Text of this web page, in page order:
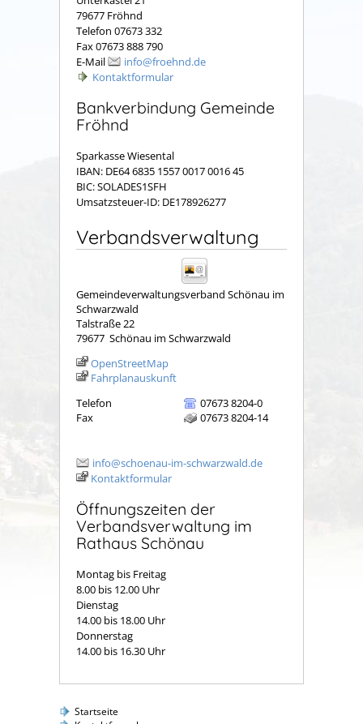
79677 Fröhnd
Telefon 07673 332
Fax 07673 888 790
E-Mail
info@froehnd.de
Kontaktformular
Bankverbindung Gemeinde
Fröhnd
Sparkasse Wiesental
IBAN: DE64 6835 1557 0017 0016 45
BIC: SOLADES1SFH
Umsatzsteuer-ID: DE178926277
Verbandsverwaltung
Gemeindeverwaltungsverband Schönau im
Schwarzwald
Talstraße 22
79677 Schönau im Schwarzwald
OpenStreetMap
Fahrplanauskunft
Telefon
07673 8204-0
Fax
07673 8204-14
info@schoenau-im-schwarzwald.de
Kontaktformular
Öffnungszeiten der
Verbandsverwaltung im
Rathaus Schönau
Montag bis Freitag
8.00 bis 12.00 Uhr
Dienstag
14.00 bis 18.00 Uhr
Donnerstag
14.00 bis 16.30 Uhr
Startseite